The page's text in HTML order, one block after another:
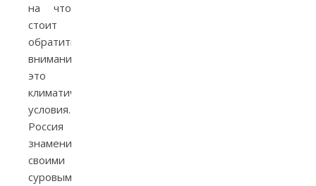
на что
стоит
обратить
внимание,
это
климатические
условия.
Россия
знаменита
своими
суровыми